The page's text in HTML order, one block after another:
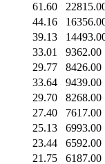
61.60
44.16
39.13
33.01
9362.00
29.77
8426.00
33.64
9439.00
29.70
8268.00
27.40
7617.00
25.13
6993.00
23.44
6592.00
21.75
6187.00